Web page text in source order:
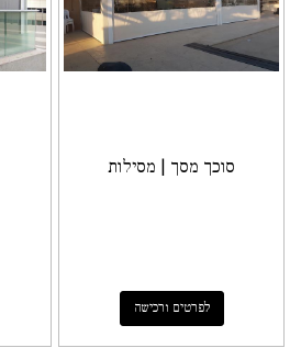
סוכך מסך | מסילות
לפרטים ורכישה